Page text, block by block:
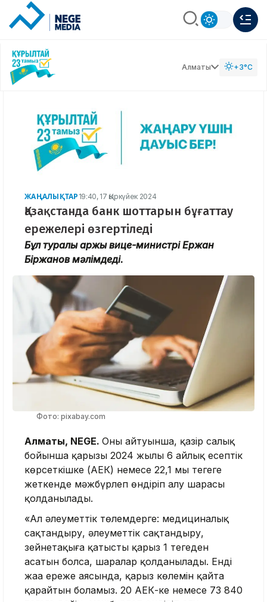
Алматы +3°C
ЖАҢАЛЫҚТАР 19:40, 17 Қыркүйек 2024
Қазақстанда банк шоттарын бұғаттау
ережелері өзгертіледі
Бұл туралы қаржы вице-министрі Ержан
Біржанов мәлімдеді.
Фото: pixabay.com
Алматы, NEGE. Оның айтуынша, қазір салық
бойынша қарызы 2024 жылы 6 айлық есептік
көрсеткішке (АЕК) немесе 22,1 мың теңгеге
жеткенде мәжбүрлеп өндіріп алу шарасы
қолданылады.
«Ал әлеуметтік төлемдерге: медициналық
сақтандыру, әлеуметтік сақтандыру,
зейнетақыға қатысты қарыз 1 теңгеден
асатын болса, шаралар қолданылады. Енді
жаңа ереже аясында, қарыз көлемін қайта
қарайтын боламыз. 20 АЕК-ке немесе 73 840